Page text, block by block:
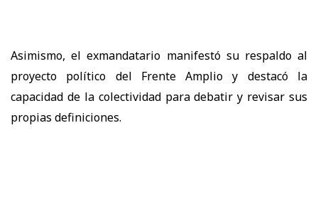
Asimismo, el exmandatario manifestó su respaldo al
proyecto político del Frente Amplio y destacó la
capacidad de la colectividad para debatir y revisar sus
propias definiciones.